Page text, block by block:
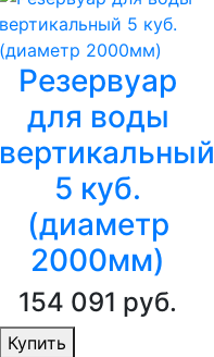
Резервуар
для воды
вертикальный
5 куб.
(диаметр
2000мм)
154 091 руб.
Купить